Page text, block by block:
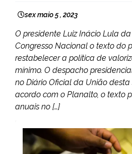
sex maio 5 , 2023
O presidente Luiz Inácio Lula
Congresso Nacional o texto do
restabelecer a política de
mínimo. O despacho
no Diário Oficial da União desta
acordo com o Planalto, o texto
anuais no […]